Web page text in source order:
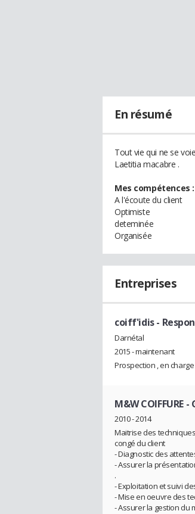
En résumé
Tout vie qui ne se
Laetitia macabre .
Mes compétences :
A l'écoute du client
Optimiste
deteminée
Organisée
Entreprises
coiff'idis-
Darnétal
2015 - maintenant
Prospection , en
M&W COIFFURE-
2010 - 2014
Maitrise des
congé du client
- Diagnostic des
- Assurer la
.
- Exploitation et suivi
- Mise en oeuvre des
- Assurer la gestion du